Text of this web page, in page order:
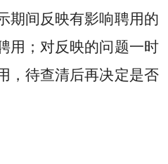
期间反映有影响聘用的
用；对反映的问题一时
，待查清后再决定是否